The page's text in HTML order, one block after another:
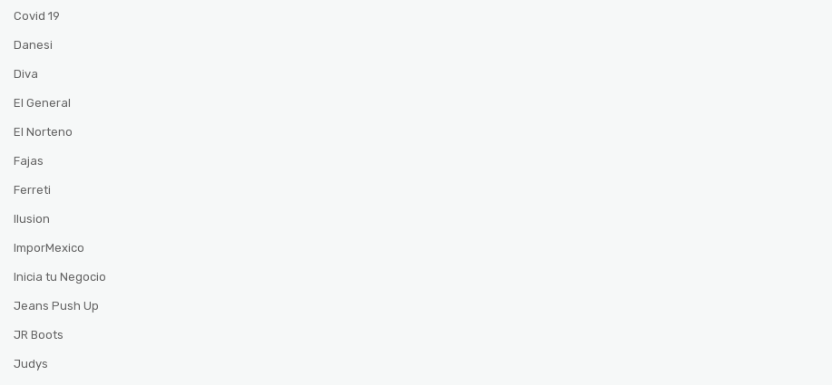
Covid 19
Danesi
Diva
El General
El Norteno
Fajas
Ferreti
Ilusion
ImporMexico
Inicia tu Negocio
Jeans Push Up
JR Boots
Judys